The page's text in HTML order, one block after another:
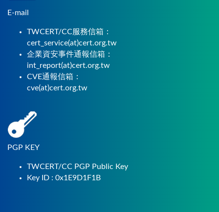
E-mail
TWCERT/CC服務信箱：
cert_service(at)cert.org.tw
企業資安事件通報信箱：
int_report(at)cert.org.tw
CVE通報信箱：
cve(at)cert.org.tw
PGP KEY
TWCERT/CC PGP Public Key
Key ID : 0x1E9D1F1B